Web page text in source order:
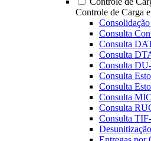
Controle de Carga
Consulta
Consulta
Consulta
Consulta
Consulta
Consulta
Consulta MIC
Consulta
Consulta